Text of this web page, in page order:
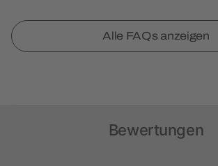
Alle FAQs anzeigen
Bewertungen